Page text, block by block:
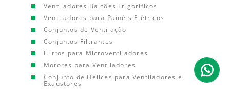
Ventiladores Balcões Frigorificos
Ventiladores para Painéis Elétricos
Conjuntos de Ventilação
Conjuntos Filtrantes
Filtros para Microventiladores
Motores para Ventiladores
Conjunto de Hélices para Ventiladores e
Exaustores